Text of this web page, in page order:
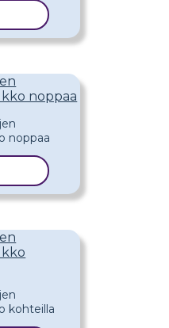
noppaa